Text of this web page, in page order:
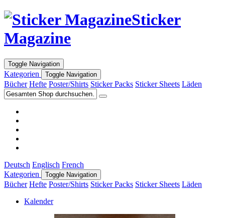
Sticker
Magazine
Toggle Navigation
Kategorien Toggle Navigation
Bücher Hefte Poster/Shirts Sticker Packs Sticker Sheets Läden
Deutsch Englisch French
Kategorien
Toggle Navigation
Bücher Hefte Poster/Shirts Sticker Packs Sticker Sheets Läden
Kalender